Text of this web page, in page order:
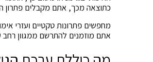
כתוצאה מכך, אתם מקבלים פתרון
מחפשים פתרונות טקטיים ועזרי
אתם מוזמנים להתרשם ממגוון